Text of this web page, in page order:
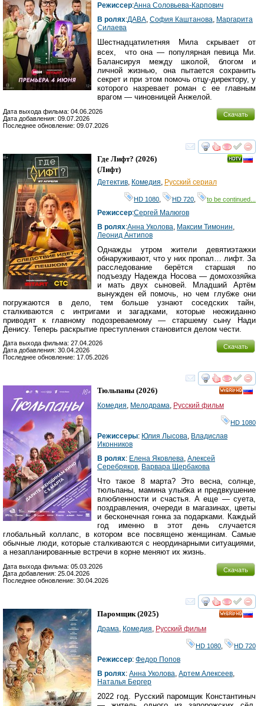
Режиссер:Анна Соловьева-Карпович
В ролях:ДАВА София Каштанова Маргарита
Силаева
Шестнадцатилетняя Мила скрывает от
всех, что она — популярная певица Ми.
Балансируя между школой, блогом и
личной жизнью, она пытается сохранить
секрет и при этом помочь отцу-директору, у
которого назревает роман с ее главным
врагом — чиновницей Анжелой.
Скачать
Дата выхода фильма: 04.06.2026
Дата добавления: 09.07.2026
Последнее обновление: 09.07.2026
смотреть
Где Лифт? (2026)
(Лифт)
Детектив Комедия Русский сериал
HD 1080 HD 720 to be continued...
Режиссер:Сергей Малюгов
В ролях:Анна Уколова Максим Тимонин
Леонид Антипов
Однажды утром жители девятиэтажки
обнаруживают, что у них пропал… лифт. За
расследование берётся старшая по
подъезду Надежда Носова — домохозяйка
и мать двух сыновей. Младший Артём
вынужден ей помочь, но чем глубже они
погружаются в дело, тем больше узнают соседских тайн,
сталкиваются с интригами и загадками, которые неожиданно
приводят к главному подозреваемому — старшему сыну Нади
Денису. Теперь раскрытие преступления становится делом чести.
Скачать
Дата выхода фильма: 27.04.2026
Дата добавления: 30.04.2026
Последнее обновление: 17.05.2026
смотреть
Тюльпаны (2026)
Комедия, Мелодрама, Русский фильм
HD 1080
Режиссеры: Юлия Лысова, Владислав
Иконников
В ролях: Елена Яковлева, Алексей
Серебряков, Варвара Щербакова
Что такое 8 марта? Это весна, солнце,
тюльпаны, мамина улыбка и предвкушение
влюбленности и счастья. А еще — суета,
поздравления, очереди в магазинах, цветы
и бесконечная гонка за подарками. Каждый
год именно в этот день случается
глобальный коллапс, в котором все посвящено женщинам. Самые
обычные люди, которые сталкиваются с неординарными ситуациями,
а незапланированные встречи в корне меняют их жизнь.
Скачать
Дата выхода фильма: 05.03.2026
Дата добавления: 25.04.2026
Последнее обновление: 30.04.2026
смотреть
Паромщик(2025)
Драма, Комедия, Русский фильм
HD 1080 HD 720
Режиссер: Федор Попов
В ролях: Анна Уколова, Артем Алексеев,
Наталья Бергер
2022 год. Русский паромщик Константиныч